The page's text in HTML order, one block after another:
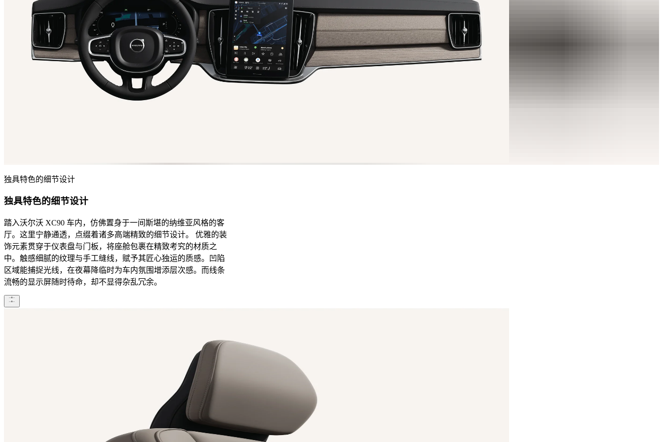
独具特色的细节设计
独具特色的细节设计
踏入沃尔沃 XC90 车内，仿佛置身于一间斯堪的纳维亚风格的客
厅。这里宁静通透，点缀着诸多高端精致的细节设计。 优雅的装
饰元素贯穿于仪表盘与门板，将座舱包裹在精致考究的材质之
中。触感细腻的纹理与手工缝线，赋予其匠心独运的质感。凹陷
区域能捕捉光线，在夜幕降临时为车内氛围增添层次感。而线条
流畅的显示屏随时待命，却不显得杂乱冗余。